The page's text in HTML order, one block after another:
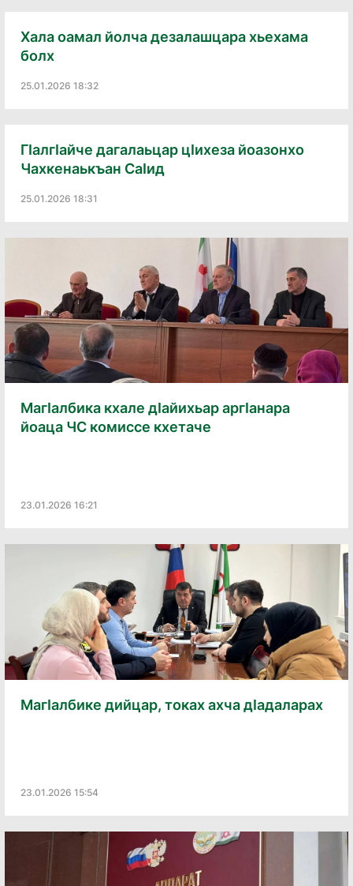
Хала оамал йолча дезалашцара хьехама
болх
25.01.2026 18:32
Гӏалгӏайче дагалаьцар цӏихеза йоазонхо
Чахкенаькъан Саӏид
25.01.2026 18:31
МагӀалбика кхале дӀайихьар аргӀанара
йоаца ЧС комиссе кхетаче
23.01.2026 16:21
МагӀалбике дийцар, токах ахча дӀадаларах
23.01.2026 15:54